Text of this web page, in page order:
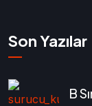
Son Yazılar
B